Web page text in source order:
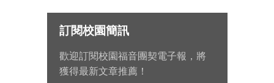
請為節目內容的安排和報名推動禱
告。
九月 15 日至十月 2 日期間，總幹
事左心泰牧師將與團契部主任陳怡
訂閱校園簡訊
歡迎訂閱校園福音團契電子報，將
獲得最新文章推薦！